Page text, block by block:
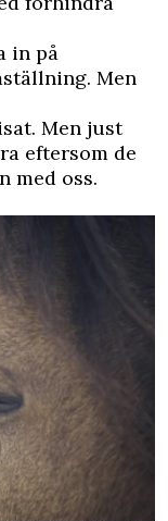
in på
Men
Men just
eftersom de
med oss.